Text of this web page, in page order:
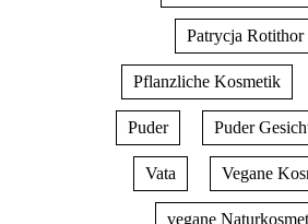
Patrycja Rotithor
Pflanzliche Kosmetik
Puder Puder
Vata Vegane
vegane